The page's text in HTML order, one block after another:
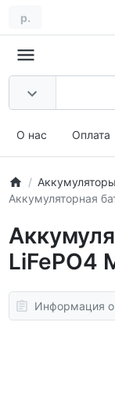
р.
О нас Оплата
Аккумуляторная
LiFePO4
Информация о